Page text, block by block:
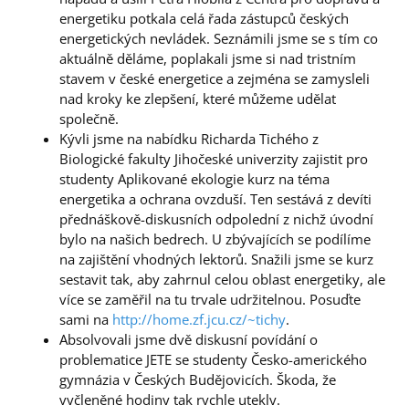
energetiku potkala celá řada zástupců českých
energetických nevládek. Seznámili jsme se s tím co
aktuálně děláme, poplakali jsme si nad tristním
stavem v české energetice a zejména se zamysleli
nad kroky ke zlepšení, které můžeme udělat
společně.
Kývli jsme na nabídku Richarda Tichého z
Biologické fakulty Jihočeské univerzity zajistit pro
studenty Aplikované ekologie kurz na téma
energetika a ochrana ovzduší. Ten sestává z devíti
přednáškově-diskusních odpolední z nichž úvodní
bylo na našich bedrech. U zbývajících se podílíme
na zajištění vhodných lektorů. Snažili jsme se kurz
sestavit tak, aby zahrnul celou oblast energetiky, ale
více se zaměřil na tu trvale udržitelnou. Posuďte
sami na http://home.zf.jcu.cz/~tichy.
Absolvovali jsme dvě diskusní povídání o
problematice JETE se studenty Česko-amerického
gymnázia v Českých Budějovicích. Škoda, že
vyčleněné hodiny tak rychle utekly.